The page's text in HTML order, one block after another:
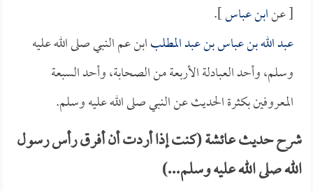
[ عنابن عباس].
عبد الله بن عباس بن عبد المطلبابن عم النبي صلى الله عليه
وسلم، وأحد العبادلة الأربعة من الصحابة، وأحد السبعة
المعروفين بكثرة الحديث عن النبي صلى الله عليه وسلم.
شرح حديث عائشة (كنت إذا أردت أن أفرق رأس رسول
الله صلى الله عليه وسلم...)